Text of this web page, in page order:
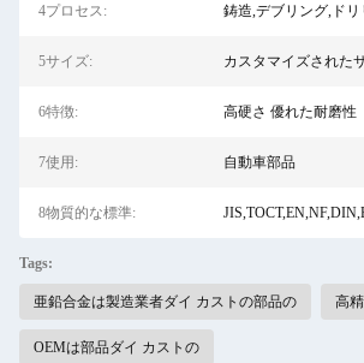
4プロセス: 鋳造,デブリング,ドリ
5サイズ: カスタマイズされた
6特徴: 高硬さ 優れた耐磨性
7使用: 自動車部品
8物質的な標準:
Tags:
亜鉛合金は製造業者ダイ カストの部品の 高
OEMは部品ダイ カストの